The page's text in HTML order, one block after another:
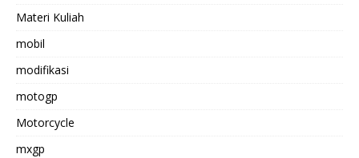
Materi Kuliah
mobil
modifikasi
motogp
Motorcycle
mxgp